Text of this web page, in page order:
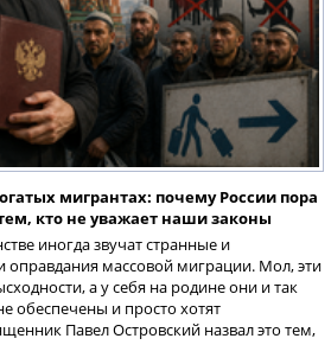
мигрантах: почему России пора
кто не уважает наши законы
иногда звучат странные и
оправдания массовой миграции. Мол, эти
а у себя на родине они и так
обеспечены и просто хотят
Павел Островский назвал это тем,